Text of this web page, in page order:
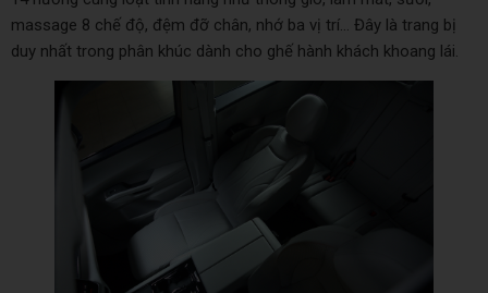
massage 8 chế độ, đệm đỡ chân, nhớ ba vị trí… Đây là trang bị
duy nhất trong phân khúc dành cho ghế hành khách khoang lái.